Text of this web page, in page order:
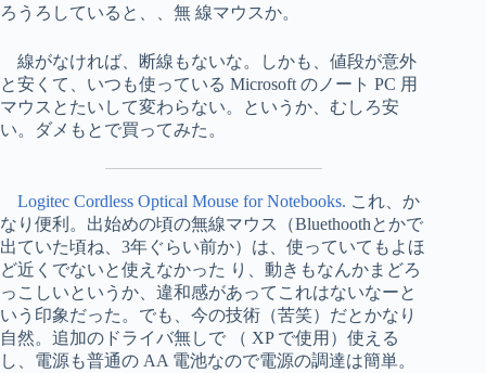
ろうろしていると、、無 線マウスか。
線がなければ、断線もないな。しかも、値段が意外
と安くて、いつも使っている Microsoft のノート PC 用
マウスとたいして変わらない。というか、むしろ安
い。ダメもとで買ってみた。
Logitec Cordless Optical Mouse for Notebooks. これ、か
なり便利。出始めの頃の無線マウス（Bluethoothとかで
出ていた頃ね、3年ぐらい前か）は、使っていてもよほ
ど近くでないと使えなかった り、動きもなんかまどろ
っこしいというか、違和感があってこれはないなーと
いう印象だった。でも、今の技術（苦笑）だとかなり
自然。追加のドライバ無しで （ XP で使用）使える
し、電源も普通の AA 電池なので電源の調達は簡単。